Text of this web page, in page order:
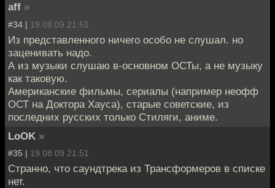
aff »
#34 | 19.08.09 21:51
Из представленного ничего особо не слушал. но
заценивать надо.
А из музыки слушаю в-основном ОСТы, а не музыку
как таковую.
Американские фильмы, сериалы (например неофф
ОСТ на Доктора Хауса), старые советские, из
последних русских только Стиляги, аниме.
LoOK »
#35 | 19.08.09 21:51
Странно, что саундтрека из Трансформеров в списке
нет.